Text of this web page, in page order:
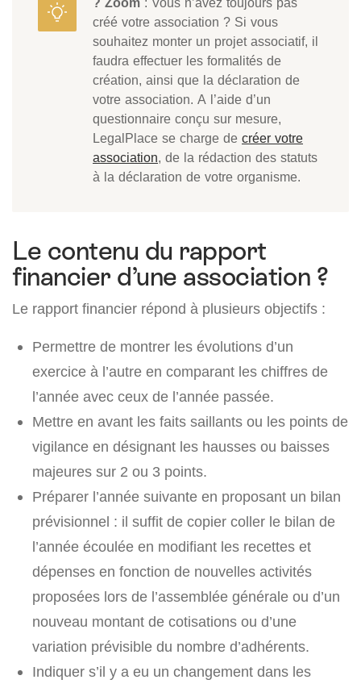
créé votre association ? Si vous
souhaitez monter un projet associatif, il
faudra effectuer les formalités de
création, ainsi que la déclaration de
votre association. A l’aide d’un
questionnaire conçu sur mesure,
LegalPlace se charge de créer votre
association, de la rédaction des statuts
à la déclaration de votre organisme.
Le contenu du rapport
financier d’une association ?
Le rapport financier répond à plusieurs objectifs :
Permettre de montrer les évolutions d’un
exercice à l’autre en comparant les chiffres de
l’année avec ceux de l’année passée.
Mettre en avant les faits saillants ou les points de
vigilance en désignant les hausses ou baisses
majeures sur 2 ou 3 points.
Préparer l’année suivante en proposant un bilan
prévisionnel : il suffit de copier coller le bilan de
l’année écoulée en modifiant les recettes et
dépenses en fonction de nouvelles activités
proposées lors de l’assemblée générale ou d’un
nouveau montant de cotisations ou d’une
variation prévisible du nombre d’adhérents.
Indiquer s’il y a eu un changement dans les